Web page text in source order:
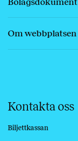
Om webbplatsen
Kontakta oss
Biljettkassan